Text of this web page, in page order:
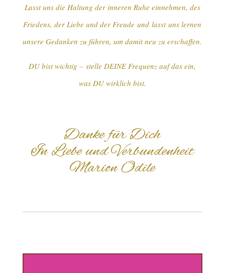
Lasst uns die Haltung der inneren Ruhe einnehmen, des
Friedens, der Liebe und der Freude und lasst uns lernen
unsere Gedanken zu führen, um damit neu zu erschaffen.
DU bist wichtig – stelle DEINE Frequenz auf das ein,
was DU wirklich bist.
Danke für Dich
In Liebe und Verbundenheit
Marion Odile